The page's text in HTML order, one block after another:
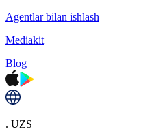
Agentlar bilan ishlash
Mediakit
Blog
. UZS